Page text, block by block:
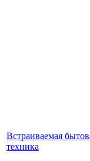
Встраиваемая
техника